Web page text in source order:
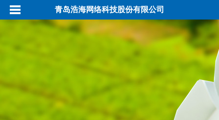
青岛浩海网络科技股份有限公司